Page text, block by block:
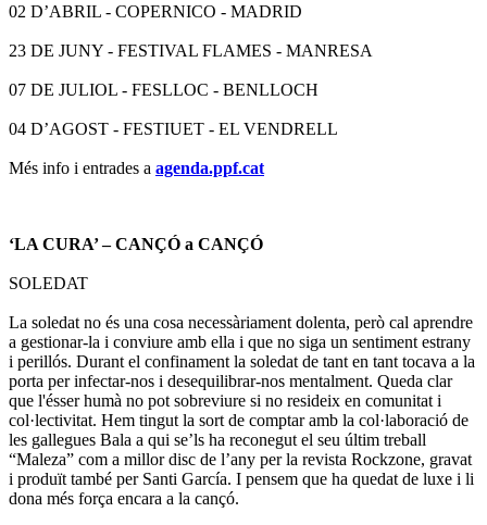
02 D’ABRIL - COPERNICO - MADRID
23 DE JUNY - FESTIVAL FLAMES - MANRESA
07 DE JULIOL - FESLLOC - BENLLOCH
04 D’AGOST - FESTIUET - EL VENDRELL
Més info i entrades a agenda.ppf.cat
‘LA CURA’ – CANÇÓ a CANÇÓ
SOLEDAT
La soledat no és una cosa necessàriament dolenta, però cal aprendre
a gestionar-la i conviure amb ella i que no siga un sentiment estrany
i perillós. Durant el confinament la soledat de tant en tant tocava a la
porta per infectar-nos i desequilibrar-nos mentalment. Queda clar
que l'ésser humà no pot sobreviure si no resideix en comunitat i
col·lectivitat. Hem tingut la sort de comptar amb la col·laboració de
les gallegues Bala a qui se’ls ha reconegut el seu últim treball
“Maleza” com a millor disc de l’any per la revista Rockzone, gravat
i produït també per Santi García. I pensem que ha quedat de luxe i li
dona més força encara a la cançó.